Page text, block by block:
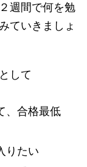
週間で何を勉
ていきましょ
して
、合格最低
りたい